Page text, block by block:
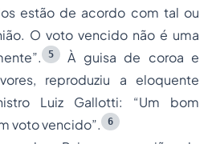
estão de acordo com tal ou
O voto vencido não é uma
. 5 À guisa de coroa e
reproduziu a eloquente
Luiz Gallotti: “Um bom
voto vencido”. 6